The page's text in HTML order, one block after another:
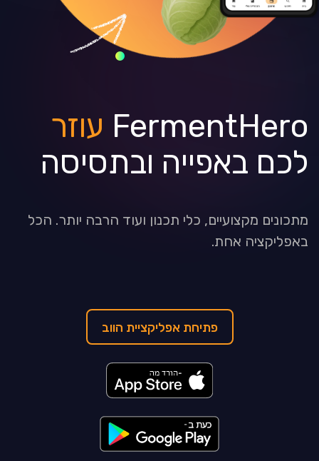
FermentHero עוזר
לכם באפייה ובתסיסה
מתכונים מקצועיים, כלי תכנון ועוד הרבה יותר. הכל
באפליקציה אחת.
פתיחת אפליקציית הווב